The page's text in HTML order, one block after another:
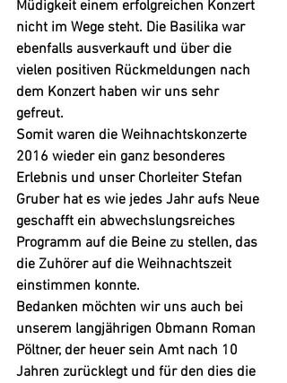
Müdigkeit einem erfolgreichen Konzert
nicht im Wege steht. Die Basilika war
ebenfalls ausverkauft und über die
vielen positiven Rückmeldungen nach
dem Konzert haben wir uns sehr
gefreut.
Somit waren die Weihnachtskonzerte
2016 wieder ein ganz besonderes
Erlebnis und unser Chorleiter Stefan
Gruber hat es wie jedes Jahr aufs Neue
geschafft ein abwechslungsreiches
Programm auf die Beine zu stellen, das
die Zuhörer auf die Weihnachtszeit
einstimmen konnte.
Bedanken möchten wir uns auch bei
unserem langjährigen Obmann Roman
Pöltner, der heuer sein Amt nach 10
Jahren zurücklegt und für den dies die